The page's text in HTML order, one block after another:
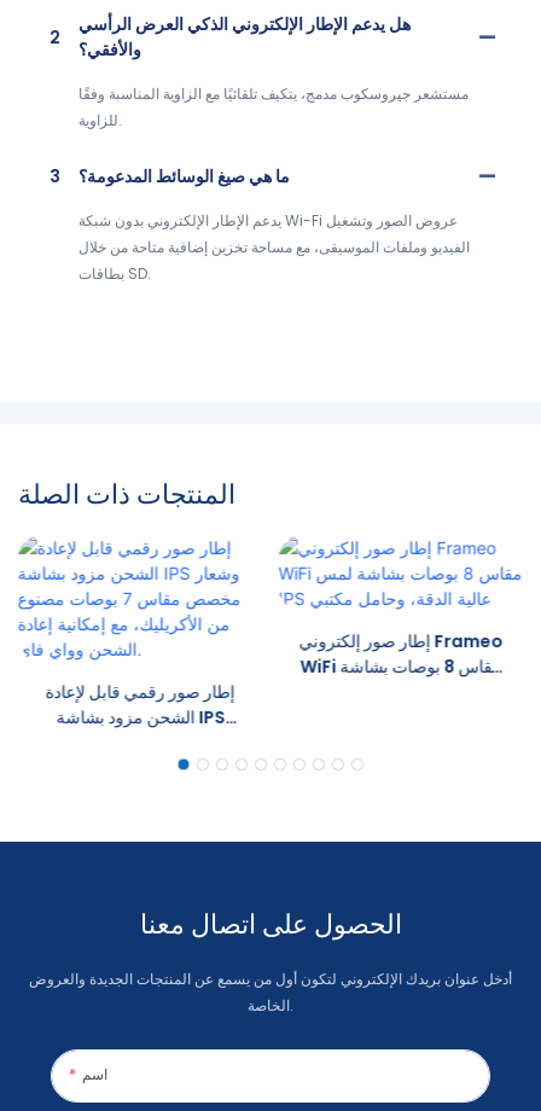
2
هل يدعم الإطار الإلكتروني الذكي العرض الرأسي
والأفقي؟
مستشعر جيروسكوب مدمج، يتكيف تلقائيًا مع الزاوية المناسبة وفقًا
للزاوية.
3 ما هي صيغ الوسائط المدعومة؟
يدعم الإطار الإلكتروني بدون شبكة Wi-Fi عروض الصور وتشغيل
الفيديو وملفات الموسيقى، مع مساحة تخزين إضافية متاحة من خلال
بطاقات SD.
المنتجات ذات الصلة
إطار صور رقمي قابل لإعادة
الشحن مزود بشاشة IPS
بوصات مصنوع من الأكريليك،
إطار صور إلكتروني Frameo
WiFi مقاس 8 بوصات بشاشة
الحصول على اتصال معنا
أدخل عنوان بريدك الإلكتروني لتكون أول من يسمع عن المنتجات الجديدة والعروض
الخاصة.
اسم